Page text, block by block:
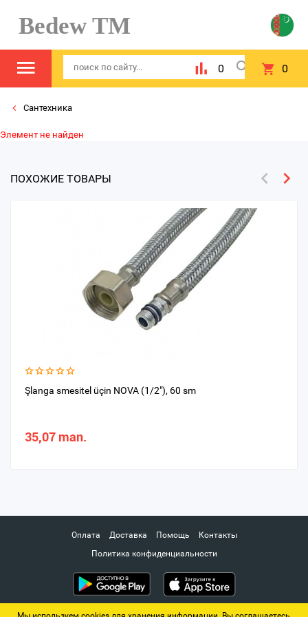
Bedew TM
0 0
Сантехника
Элемент не найден
ПОХОЖИЕ ТОВАРЫ
Şlanga smesitel üçin NOVA (1/2"), 60 sm
35,07 man.
Оплата Доставка Помощь
Контакты
Политика конфиденциальности